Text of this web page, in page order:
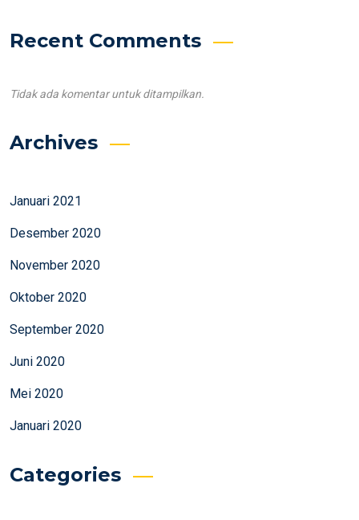
Recent Comments
Tidak ada komentar untuk ditampilkan.
Archives
Januari 2021
Desember 2020
November 2020
Oktober 2020
September 2020
Juni 2020
Mei 2020
Januari 2020
Categories